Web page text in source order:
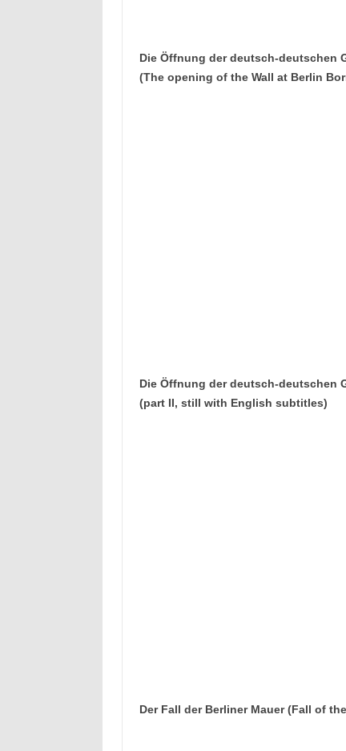
Die Öffnung der deutsch-deutschen
(The opening of the Wall at Berlin
Die Öffnung der deutsch-deutschen
(part II, still with English subtitles)
Der Fall der Berliner Mauer (Fall of